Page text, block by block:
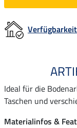
Ideal für die
Taschen und
Materialinfos &